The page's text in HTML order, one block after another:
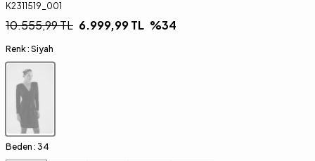
K2311519_001
10.555,99TL 6.999,99TL %34
Renk : Siyah
Beden : 34